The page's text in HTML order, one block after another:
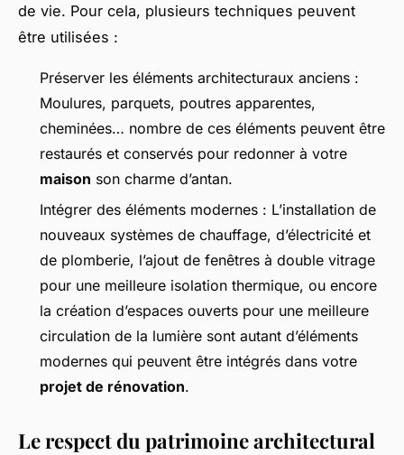
de vie. Pour cela, plusieurs techniques peuvent
être utilisées :
Préserver les éléments architecturaux anciens :
Moulures, parquets, poutres apparentes,
cheminées… nombre de ces éléments peuvent être
restaurés et conservés pour redonner à votre
maison son charme d’antan.
Intégrer des éléments modernes : L’installation de
nouveaux systèmes de chauffage, d’électricité et
de plomberie, l’ajout de fenêtres à double vitrage
pour une meilleure isolation thermique, ou encore
la création d’espaces ouverts pour une meilleure
circulation de la lumière sont autant d’éléments
modernes qui peuvent être intégrés dans votre
projet de rénovation.
Le respect du patrimoine architectural